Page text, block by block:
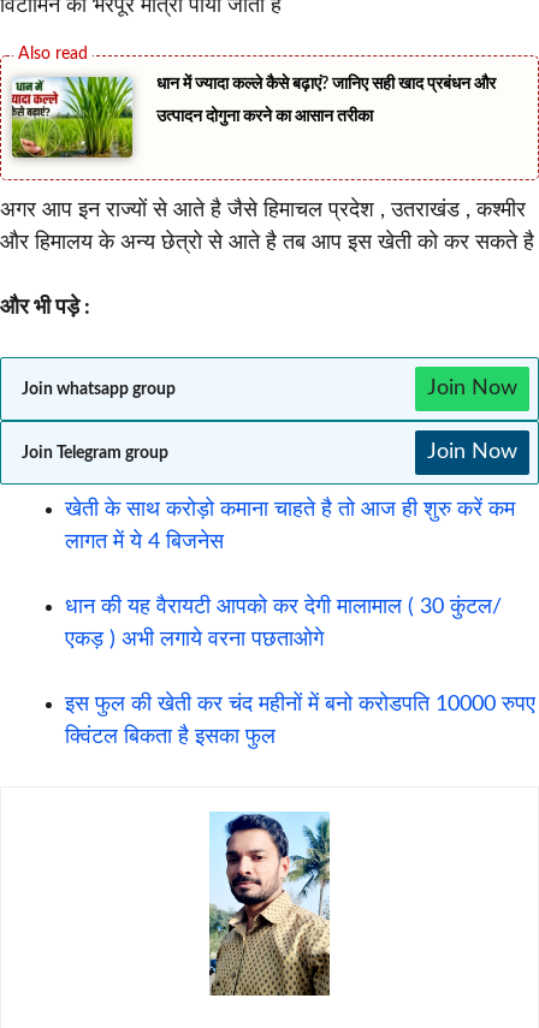
विटामिन की भरपूर मात्रा पायी जाती है
धान में ज्यादा कल्ले कैसे बढ़ाएं? जानिए सही खाद प्रबंधन और
उत्पादन दोगुना करने का आसान तरीका
अगर आप इन राज्यों से आते है जैसे हिमाचल प्रदेश , उतराखंड , कश्मीर
और हिमालय के अन्य छेत्रो से आते है तब आप इस खेती को कर सकते है
और भी पड़े :
Join whatsapp group Join Now
Join Telegram group Join Now
खेती के साथ करोड़ो कमाना चाहते है तो आज ही शुरु करें कम
लागत में ये 4 बिजनेस
धान की यह वैरायटी आपको कर देगी मालामाल ( 30 कुंटल/
एकड़ ) अभी लगाये वरना पछताओगे
इस फुल की खेती कर चंद महीनों में बनो करोडपति 10000 रुपए
क्विंटल बिकता है इसका फुल